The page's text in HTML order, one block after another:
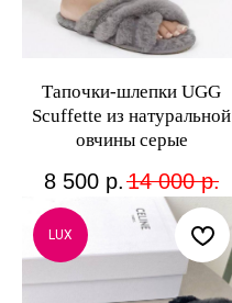
Тапочки-шлепки UGG
Scuffette из натуральной
овчины серые
8 500 р. 14 000 р.
LUX